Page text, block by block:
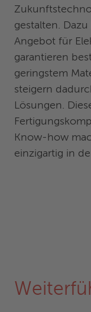
gestalten.
Angebot für
garantieren
geringstem
steigern
Lösungen.
Know-how
einzigartig in